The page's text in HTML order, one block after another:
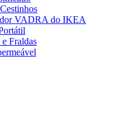
VADRA do IKEA
Fraldas